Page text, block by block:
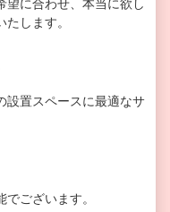
望に合わせ、本当に欲し
します。
設置スペースに最適なサ
ございます。